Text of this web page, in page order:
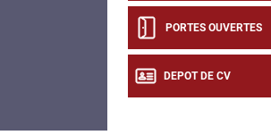
PORTES OUVERTES
DEPOT DE CV